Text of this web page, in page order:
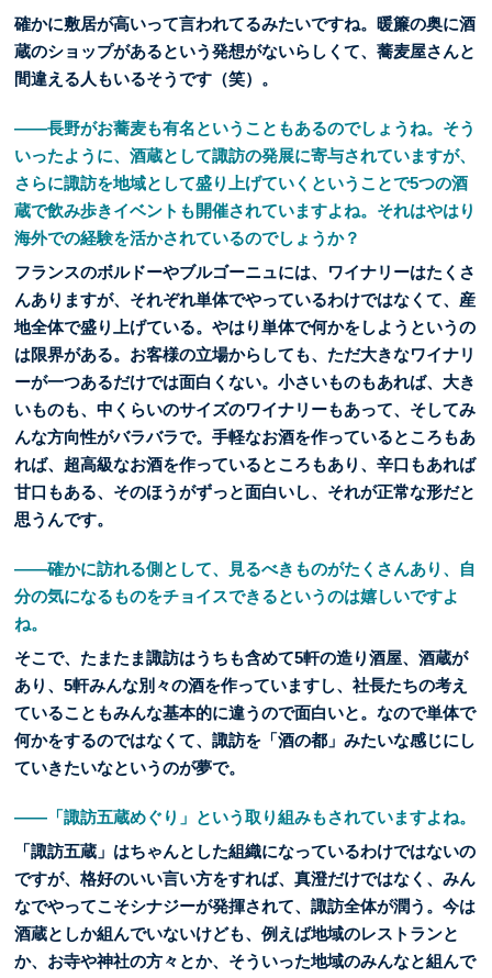
確かに敷居が高いって言われてるみたいですね。暖簾の奥に酒
蔵のショップがあるという発想がないらしくて、蕎麦屋さんと
間違える人もいるそうです（笑）。
――長野がお蕎麦も有名ということもあるのでしょうね。そう
いったように、酒蔵として諏訪の発展に寄与されていますが、
さらに諏訪を地域として盛り上げていくということで5つの酒
蔵で飲み歩きイベントも開催されていますよね。それはやはり
海外での経験を活かされているのでしょうか？
フランスのボルドーやブルゴーニュには、ワイナリーはたくさ
んありますが、それぞれ単体でやっているわけではなくて、産
地全体で盛り上げている。やはり単体で何かをしようというの
は限界がある。お客様の立場からしても、ただ大きなワイナリ
ーが一つあるだけでは面白くない。小さいものもあれば、大き
いものも、中くらいのサイズのワイナリーもあって、そしてみ
んな方向性がバラバラで。手軽なお酒を作っているところもあ
れば、超高級なお酒を作っているところもあり、辛口もあれば
甘口もある、そのほうがずっと面白いし、それが正常な形だと
思うんです。
――確かに訪れる側として、見るべきものがたくさんあり、自
分の気になるものをチョイスできるというのは嬉しいですよ
ね。
そこで、たまたま諏訪はうちも含めて5軒の造り酒屋、酒蔵が
あり、5軒みんな別々の酒を作っていますし、社長たちの考え
ていることもみんな基本的に違うので面白いと。なので単体で
何かをするのではなくて、諏訪を「酒の都」みたいな感じにし
ていきたいなというのが夢で。
――「諏訪五蔵めぐり」という取り組みもされていますよね。
「諏訪五蔵」はちゃんとした組織になっているわけではないの
ですが、格好のいい言い方をすれば、真澄だけではなく、みん
なでやってこそシナジーが発揮されて、諏訪全体が潤う。今は
酒蔵としか組んでいないけども、例えば地域のレストランと
か、お寺や神社の方々とか、そういった地域のみんなと組んで